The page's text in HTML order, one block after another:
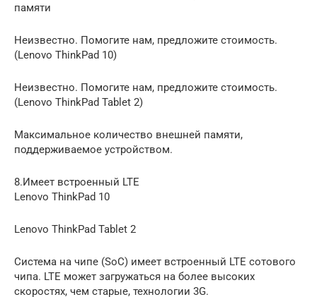
памяти
Неизвестно. Помогите нам, предложите стоимость.
(Lenovo ThinkPad 10)
Неизвестно. Помогите нам, предложите стоимость.
(Lenovo ThinkPad Tablet 2)
Максимальное количество внешней памяти,
поддерживаемое устройством.
8.Имеет встроенный LTE
Lenovo ThinkPad 10
Lenovo ThinkPad Tablet 2
Система на чипе (SoC) имеет встроенный LTE сотового
чипа. LTE может загружаться на более высоких
скоростях, чем старые, технологии 3G.